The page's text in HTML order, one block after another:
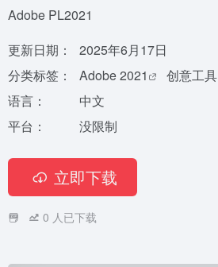
Adobe PL2021
更新日期：
2025年6月17日
分类标签：
Adobe 2021
创意工具
语言：
中文
平台：
没限制
立即下载
0 人已下载